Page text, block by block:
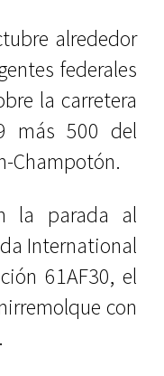
alrededor
federales
la carretera
más 500 del
Champotón.
la parada al
International
61AF30, el
con